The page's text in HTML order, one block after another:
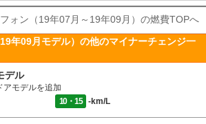
ォン（19年07月～19年09月）の燃費TOPへ
年09月モデル）の他のマイナーチェンジ一
デル
アモデルを追加
10・15 -km/L